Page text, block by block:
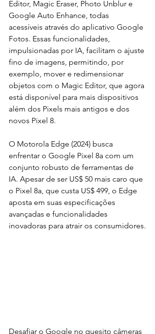
Editor, Magic Eraser, Photo Unblur e
Google Auto Enhance, todas
acessíveis através do aplicativo Google
Fotos. Essas funcionalidades,
impulsionadas por IA, facilitam o ajuste
fino de imagens, permitindo, por
exemplo, mover e redimensionar
objetos com o Magic Editor, que agora
está disponível para mais dispositivos
além dos Pixels mais antigos e dos
novos Pixel 8.
O Motorola Edge (2024) busca
enfrentar o Google Pixel 8a com um
conjunto robusto de ferramentas de
IA. Apesar de ser US$ 50 mais caro que
o Pixel 8a, que custa US$ 499, o Edge
aposta em suas especificações
avançadas e funcionalidades
inovadoras para atrair os consumidores.
Desafiar o Google no quesito câmeras